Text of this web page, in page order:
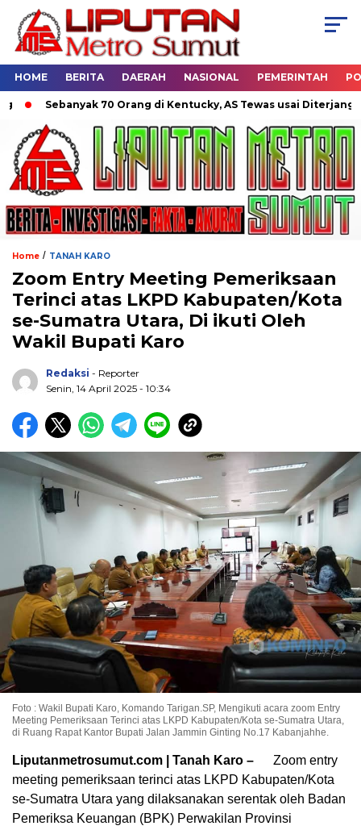
HOME BERITA DAERAH NASIONAL PEMERINTAH
Sebanyak 70 Orang di Kentucky, AS Tewas usai Diterjang
Home / TANAH KARO
Zoom Entry Meeting Pemeriksaan
Terinci atas LKPD Kabupaten/Kota
se-Sumatra Utara, Di ikuti Oleh
Wakil Bupati Karo
Redaksi - Reporter
Senin, 14 April 2025 - 10:34
Foto : Wakil Bupati Karo, Komando Tarigan.SP, Mengikuti acara zoom Entry
Meeting Pemeriksaan Terinci atas LKPD Kabupaten/Kota se-Sumatra Utara,
di Ruang Rapat Kantor Bupati Jalan Jammin Ginting No.17 Kabanjahhe.
Liputanmetrosumut.com | Tanah Karo –
Zoom entry
meeting pemeriksaan terinci atas LKPD Kabupaten/Kota
se-Sumatra Utara yang dilaksanakan serentak oleh Badan
Pemeriksa Keuangan (BPK) Perwakilan Provinsi